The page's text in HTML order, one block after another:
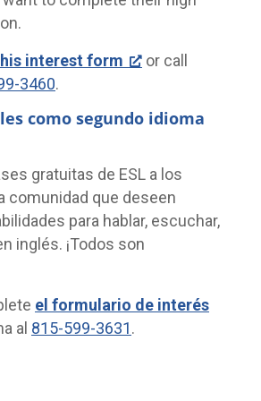
interest form
or call
3460.
como segundo idioma
gratuitas de ESL a los
comunidad que deseen
para hablar, escuchar,
inglés. ¡Todos son
el formulario de interés
al 815-599-3631.